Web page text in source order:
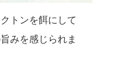
トンを餌にして
みを感じられま